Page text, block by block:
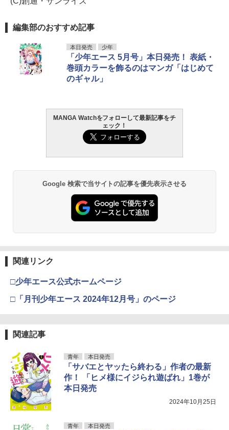
編集部のおすすめ記事
本日発売 少年
「少年エース 5月号」本日発売！ 表紙・
巻頭カラーを飾るのはマンガ「はじめて
のギャル」
MANGA Watchをフォローして最新記事をチ
ェック！
Google 検索で当サイトの記事を優先表示させる
関連リンク
□少年エース公式ホームページ
□「月刊少年エース 2024年12月号」のページ
関連記事
青年 本日発売
「サバエとヤッたら終わる」作者の最新
作！ 「ヒメ様にイジられ遊ばれ」1巻が
本日発売
2024年10月25日
青年 本日発売